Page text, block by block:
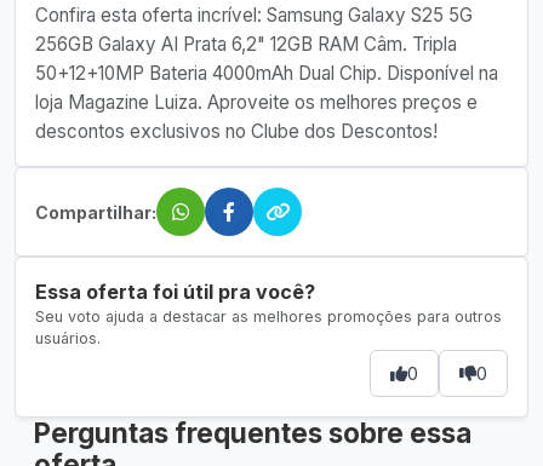
Confira esta oferta incrível: Samsung Galaxy S25 5G
256GB Galaxy AI Prata 6,2" 12GB RAM Câm. Tripla
50+12+10MP Bateria 4000mAh Dual Chip. Disponível na
loja Magazine Luiza. Aproveite os melhores preços e
descontos exclusivos no Clube dos Descontos!
Compartilhar:
Essa oferta foi útil pra você?
Seu voto ajuda a destacar as melhores promoções para outros
usuários.
0 0
Perguntas frequentes sobre essa